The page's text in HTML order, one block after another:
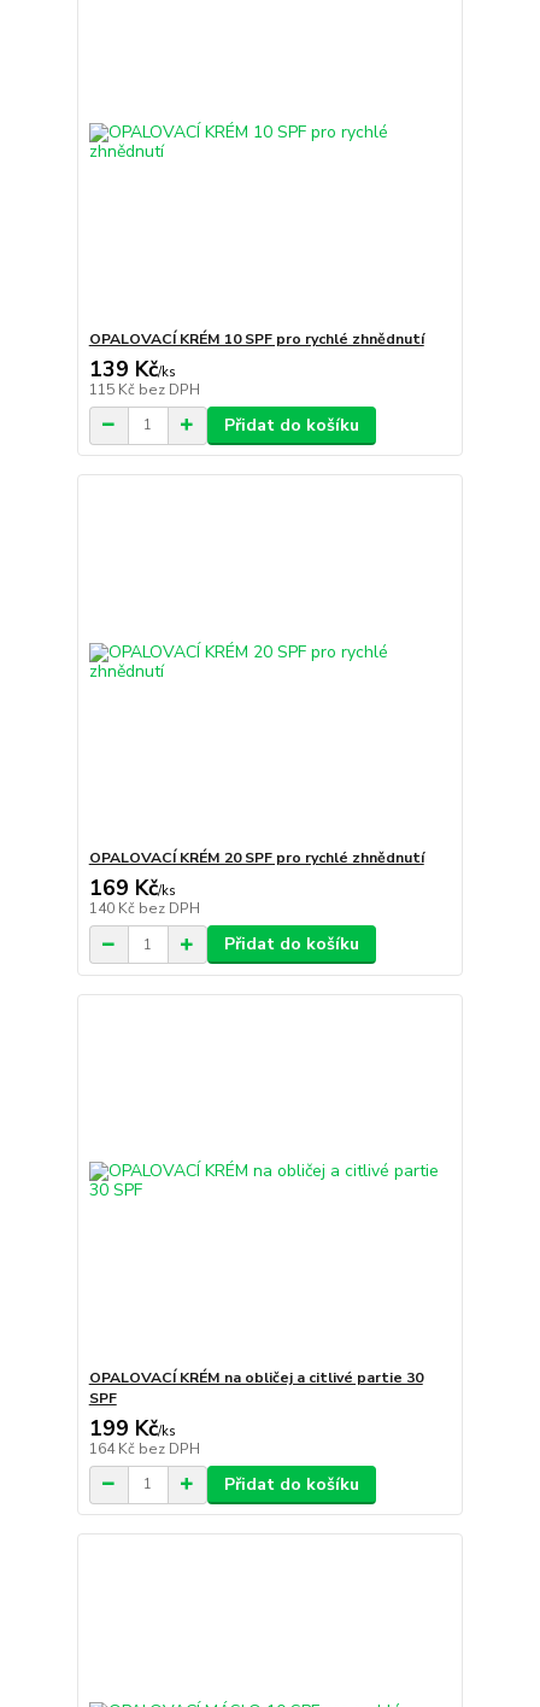
OPALOVACÍ KRÉM 10 SPF pro rychlé zhnědnutí
139 Kč/ks
115 Kč bez DPH
Přidat do košíku
OPALOVACÍ KRÉM 20 SPF pro rychlé zhnědnutí
169 Kč/ks
140 Kč bez DPH
Přidat do košíku
OPALOVACÍ KRÉM na obličej a citlivé partie 30
SPF
199 Kč/ks
164 Kč bez DPH
Přidat do košíku